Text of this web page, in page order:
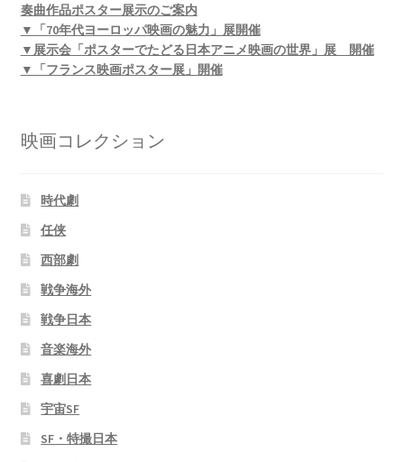
奏曲作品ポスター展示のご案内
▼「70年代ヨーロッパ映画の魅力」展開催
▼展示会「ポスターでたどる日本アニメ映画の世界」展 開催
▼「フランス映画ポスター展」開催
映画コレクション
時代劇
任侠
西部劇
戦争海外
戦争日本
音楽海外
喜劇日本
宇宙SF
SF・特撮日本